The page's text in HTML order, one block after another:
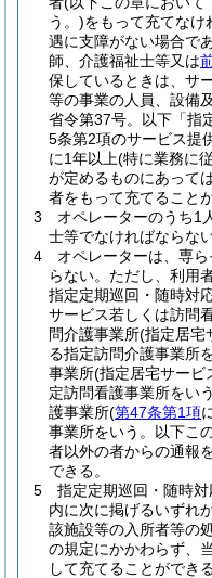
う。)をもって充てなけ
遇に支障がない場合で
師、介護福祉士等又は
保しているときは、サ
等の事業の人員、設備
省令第37号。以下「指
5条第2項のサービス提
に1年以上(特に業務に
が定めるものにあって
者をもって充てること
3
オペレーターのうち1
士等でなければならない
4
オペレーターは、専
らない。 ただし、利用
指定定期巡回・随時対
サービス若しくは訪問
問介護事業所(指定居宅
る指定訪問介護事業所
事業所(指定居宅サービ
定訪問看護事業所をい
護事業所(第47条第1項
事業所をいう。以下こ
者以外の者からの通報
できる。
5
指定定期巡回・随時
内に次に掲げるいずれ
該施設等の入所者等の
の規定にかかわらず、
して充てることができる